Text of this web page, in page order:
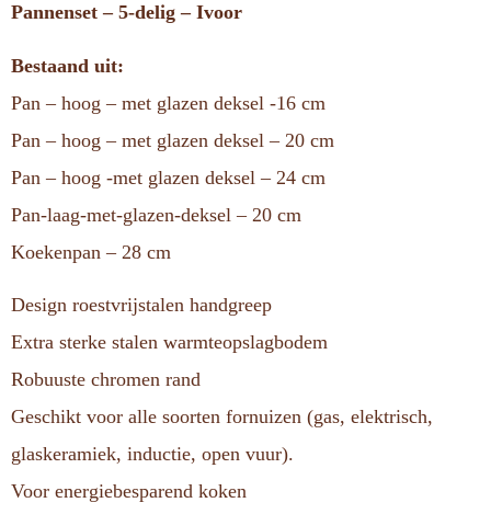
Pannenset – 5-delig – Ivoor
Bestaand uit:
Pan – hoog – met glazen deksel -16 cm
Pan – hoog – met glazen deksel – 20 cm
Pan – hoog -met glazen deksel – 24 cm
Pan-laag-met-glazen-deksel – 20 cm
Koekenpan – 28 cm
Design roestvrijstalen handgreep
Extra sterke stalen warmteopslagbodem
Robuuste chromen rand
Geschikt voor alle soorten fornuizen (gas, elektrisch,
glaskeramiek, inductie, open vuur).
Voor energiebesparend koken